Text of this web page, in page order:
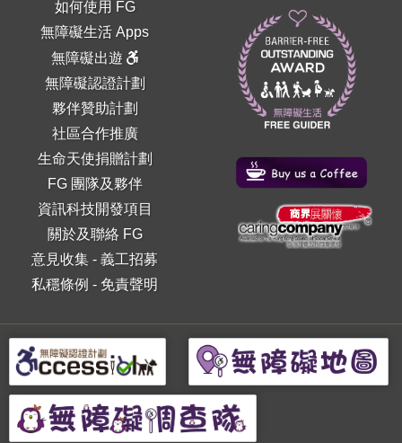
如何使用 FG
無障礙生活 Apps
無障礙出遊
無障礙認證計劃
夥伴贊助計劃
社區合作推廣
生命天使捐贈計劃
FG 團隊及夥伴
資訊科技開發項目
關於及聯絡 FG
意見收集 -義工招募
私穩條例 - 免責聲明